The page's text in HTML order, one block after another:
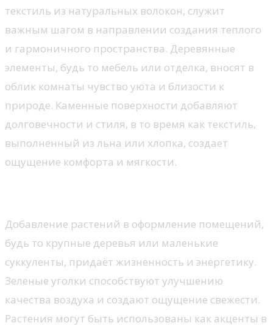
текстиль из натуральных волокон, служит
важным шагом в направлении создания теплого
и гармоничного пространства. Деревянные
элементы, будь то мебель или отделка, вносят в
облик комнаты чувство уюта и близости к
природе. Каменные поверхности добавляют
долговечности и стиля, в то время как текстиль,
выполненный из льна или хлопка, создает
ощущение комфорта и мягкости.
Добавление растений в оформление помещений,
будь то крупные деревья или маленькие
суккуленты, придаёт жизненность и энергетику.
Зеленые уголки способствуют улучшению
качества воздуха и создают ощущение свежести.
Растения могут быть использованы как акценты в